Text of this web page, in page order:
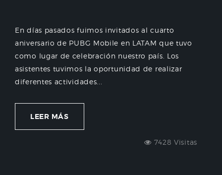
En días pasados fuimos invitados al cuarto
aniversario de PUBG Mobile en LATAM que tuvo
como lugar de celebración nuestro país. Los
asistentes tuvimos la oportunidad de realizar
diferentes actividades...
LEER MÁS
7428 Visitas